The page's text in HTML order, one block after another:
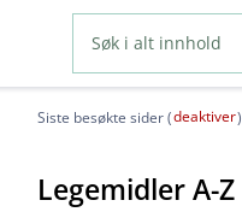
Siste besøkte sider (deaktiver)
Legemidler A-Z